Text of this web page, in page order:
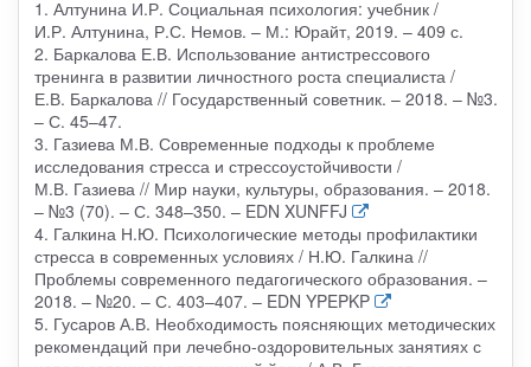
1. Алтунина И.Р. Социальная психология: учебник /
И.Р. Алтунина, Р.С. Немов. – М.: Юрайт, 2019. – 409 с.
2. Баркалова Е.В. Использование антистрессового
тренинга в развитии личностного роста специалиста /
Е.В. Баркалова // Государственный советник. – 2018. – №3.
– С. 45–47.
3. Газиева М.В. Современные подходы к проблеме
исследования стресса и стрессоустойчивости /
М.В. Газиева // Мир науки, культуры, образования. – 2018.
– №3 (70). – С. 348–350. – EDN XUNFFJ
4. Галкина Н.Ю. Психологические методы профилактики
стресса в современных условиях / Н.Ю. Галкина //
Проблемы современного педагогического образования. –
2018. – №20. – С. 403–407. – EDN YPEPKP
5. Гусаров А.В. Необходимость поясняющих методических
рекомендаций при лечебно-оздоровительных занятиях с